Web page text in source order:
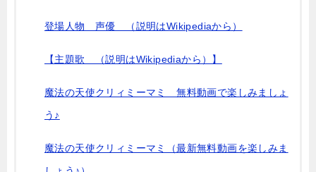
登場人物 声優 （説明はWikipediaから）
【主題歌 （説明はWikipediaから）】
魔法の天使クリィミーマミ 無料動画で楽しみましょ
う♪
魔法の天使クリィミーマミ（最新無料動画を楽しみま